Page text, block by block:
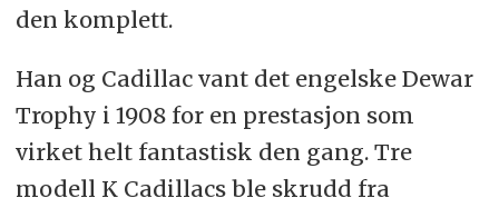
den komplett.
Han og Cadillac vant det engelske Dewar
Trophy i 1908 for en prestasjon som
virket helt fantastisk den gang. Tre
modell K Cadillacs ble skrudd fra